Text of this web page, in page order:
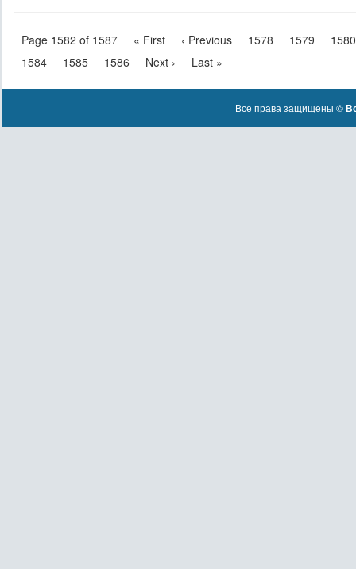
Page 1582 of 1587 « First ‹ Previous 1578 1579
1580
1584
1585 1586 Next › Last »
Все права защищены ©